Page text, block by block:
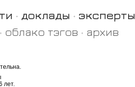
доклады
эксперты
облако тэгов архив
лет.